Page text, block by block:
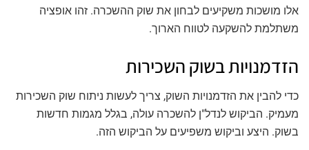
אלו מושכות משקיעים לבחון את שוק ההשכרה. זהו אופציה
משתלמת להשקעה לטווח הארוך.
הזדמנויות בשוק השכירות
כדי להבין את הזדמנויות השוק, צריך לעשות ניתוח שוק השכירות
מעמיק. הביקוש לנדל"ן להשכרה עולה, בגלל מגמות חדשות
בשוק. היצע וביקוש משפיעים על הביקוש הזה.